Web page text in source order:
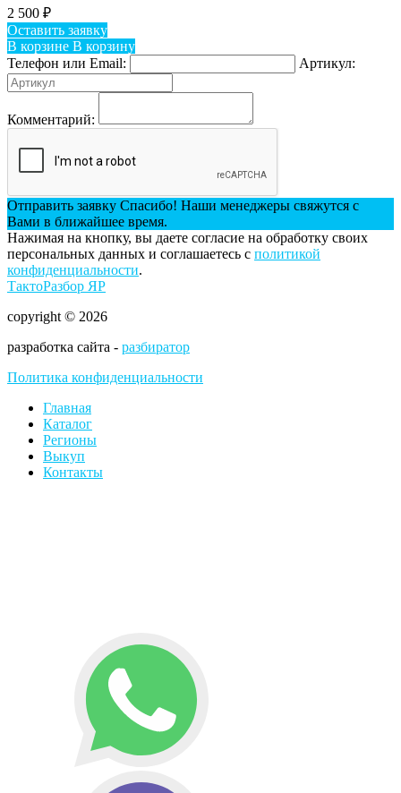
2 500 ₽
Оставить заявку
В корзине В корзину
Телефон или Email:
Артикул:
Комментарий:
Отправить заявку Спасибо! Наши менеджеры свяжутся с
Вами в ближайшее время.
Нажимая на кнопку, вы даете согласие на обработку своих
персональных данных и соглашаетесь с политикой
конфиденциальности.
ТактоРазбор ЯР
copyright © 2026
разработка сайта - разбиратор
Политика конфиденциальности
Главная
Каталог
Регионы
Выкуп
Контакты